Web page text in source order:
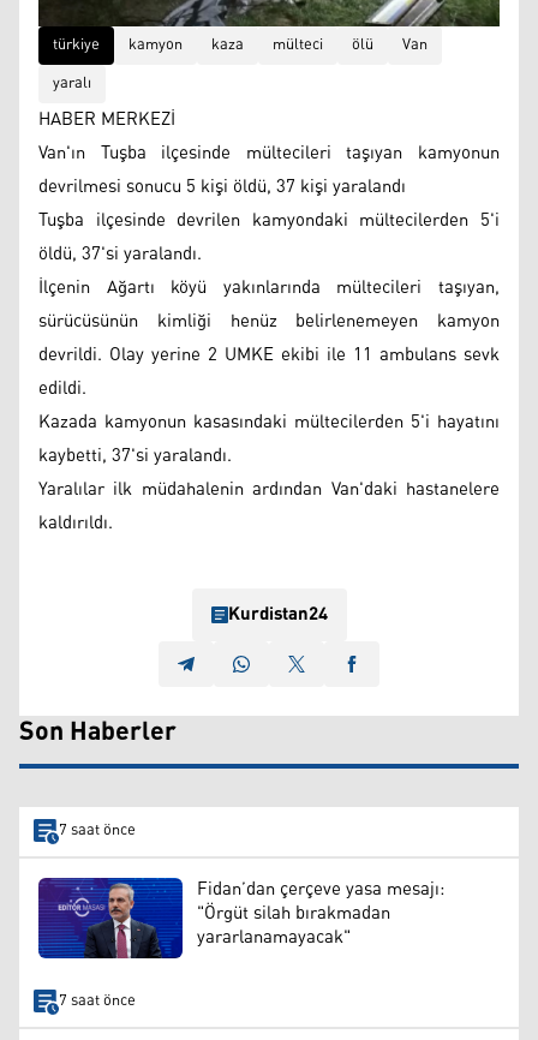
türkiye kamyon kaza mülteci ölü
Van
yaralı
HABER MERKEZİ
Van'ın Tuşba ilçesinde mültecileri taşıyan kamyonun
devrilmesi sonucu 5 kişi öldü, 37 kişi yaralandı
Tuşba ilçesinde devrilen kamyondaki mültecilerden 5'i
öldü, 37'si yaralandı.
İlçenin Ağartı köyü yakınlarında mültecileri taşıyan,
sürücüsünün kimliği henüz belirlenemeyen kamyon
devrildi. Olay yerine 2 UMKE ekibi ile 11 ambulans sevk
edildi.
Kazada kamyonun kasasındaki mültecilerden 5'i hayatını
kaybetti, 37'si yaralandı.
Yaralılar ilk müdahalenin ardından Van'daki hastanelere
kaldırıldı.
Kurdistan24
Son Haberler
7 saat önce
Fidan’dan çerçeve yasa mesajı:
"Örgüt silah bırakmadan
yararlanamayacak"
7 saat önce